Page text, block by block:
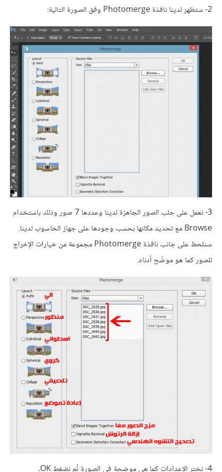
2- ستظهر لدينا نافذة Photomerge وفق الصورة التالية:
3- نعمل على جلب الصور الجاهزة لدينا وعددها 7 صور وذلك باستخدام
Browse مع تحديد مكانها بحسب وجودها على جهاز الحاسوب لدينا.
سنلحظ على جانب نافذة Photomerge مجموعة من خيارات الإخراج
للصور كما هو موضّح أدناه.
4- نختر الإعدادات كما هي موضحة في الصورة ثُم نضغط OK.